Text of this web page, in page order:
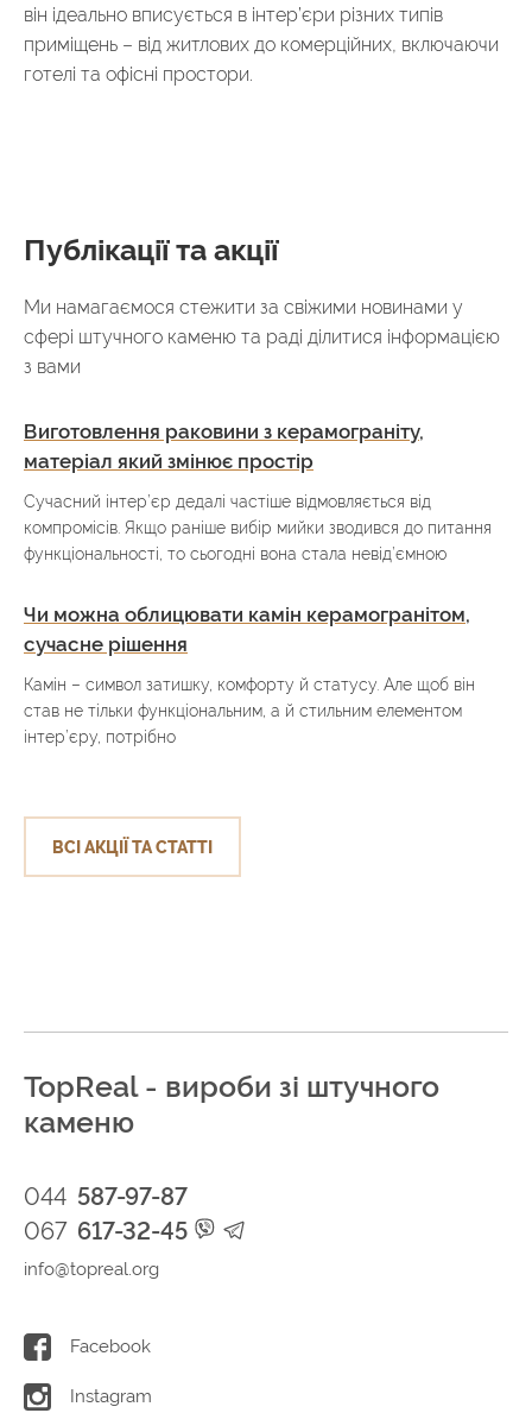
він ідеально вписується в інтер’єри різних типів
приміщень – від житлових до комерційних, включаючи
готелі та офісні простори.
Публікації та акції
Ми намагаємося стежити за свіжими новинами у
сфері штучного каменю та раді ділитися інформацією
з вами
Виготовлення раковини з керамограніту,
матеріал який змінює простір
Сучасний інтер’єр дедалі частіше відмовляється від
компромісів. Якщо раніше вибір мийки зводився до питання
функціональності, то сьогодні вона стала невід’ємною
Чи можна облицювати камін керамогранітом,
сучасне рішення
Камін – символ затишку, комфорту й статусу. Але щоб він
став не тільки функціональним, а й стильним елементом
інтер’єру, потрібно
ВСІ АКЦІЇ ТА СТАТТІ
TopReal - вироби зі штучного
каменю
044 587-97-87
067 617-32-45
info@topreal.org
Facebook
Instagram